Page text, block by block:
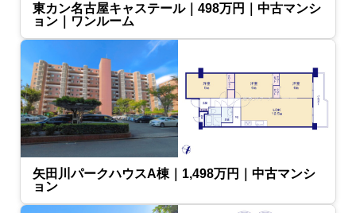
東カン名古屋キャステール｜498万円｜中古マンシ
ョン｜ワンルーム
矢田川パークハウスA棟｜1,498万円｜中古マンシ
ョン